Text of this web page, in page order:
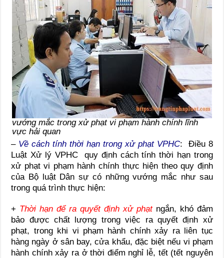
vướng mắc trong xử phạt vi phạm hành chính lĩnh
vực hải quan
– Về cách tính thời hạn trong xử phạt VPHC: Điều 8
Luật Xử lý VPHC quy định cách tính thời hạn trong
xử phạt vi phạm hành chính thực hiện theo quy định
của Bộ luật Dân sự có những vướng mắc như sau
trong quá trình thực hiện:
+ Thời hạn để ra quyết định xử phạtngắn, khó đảm
bảo được chất lượng trong việc ra quyết định xử
phạt, trong khi vi phạm hành chính xảy ra liên tục
hàng ngày ở sân bay, cửa khẩu, đặc biệt nếu vi phạm
hành chính xảy ra ở thời điểm nghỉ lễ, tết (tết nguyên